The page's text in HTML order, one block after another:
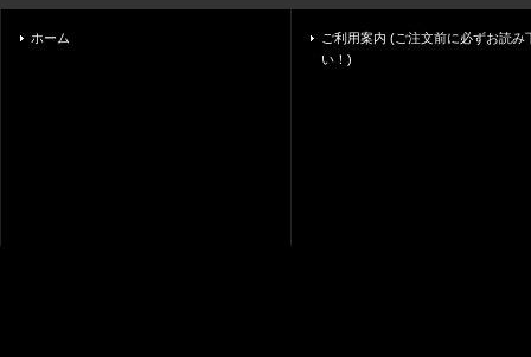
ホーム
ご利用案内 (ご注文前に必ずお読み
い！)